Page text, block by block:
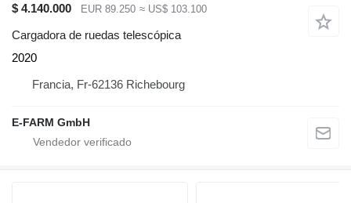
$ 4.140.000
EUR 89.250 ≈ US$ 103.100
Cargadora de ruedas telescópica
2020
Francia, Fr-62136 Richebourg
E-FARM GmbH